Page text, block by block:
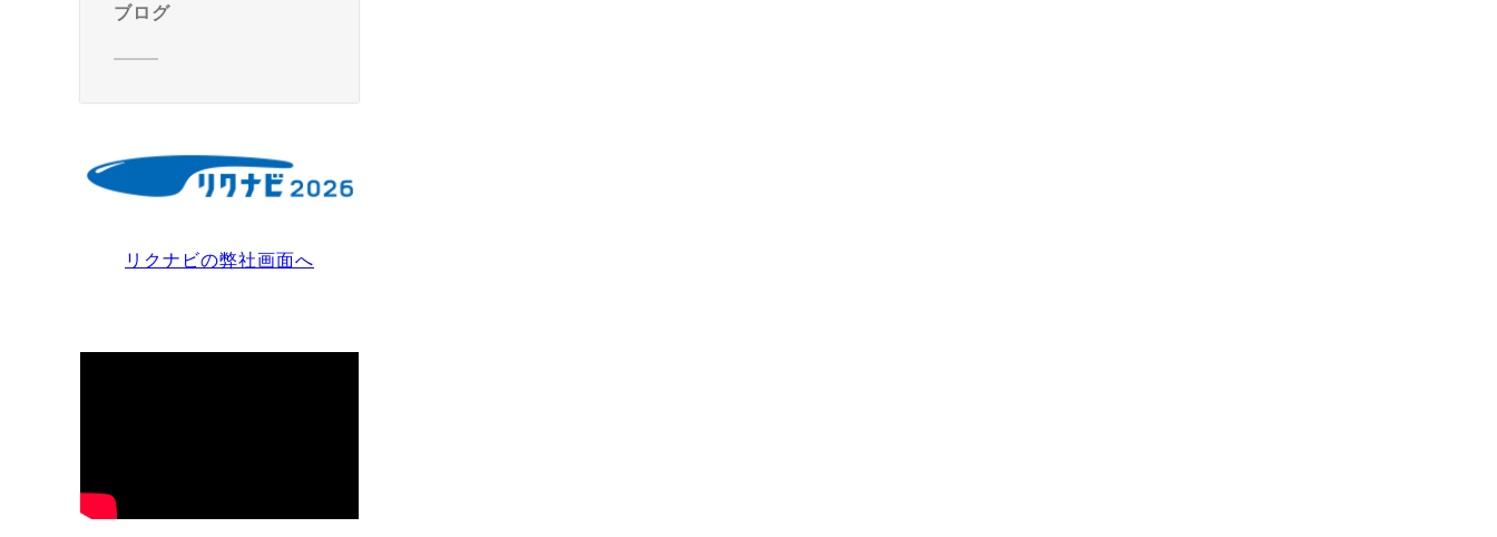
ブログ
リクナビの弊社画面へ